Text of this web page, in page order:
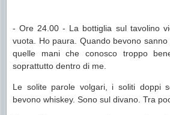
- Ore 24.00 - La bottiglia sul tavolino
vuota. Ho paura. Quando bevono
quelle mani che conosco troppo
soprattutto dentro di me.
Le solite parole volgari, i soliti doppi
bevono whiskey. Sono sul divano. Tra